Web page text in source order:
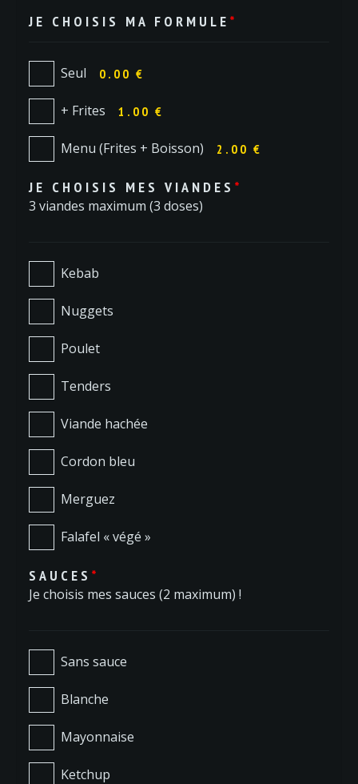
JE CHOISIS MA FORMULE *
Seul 0.00 €
+ Frites 1.00 €
Menu (Frites + Boisson) 2.00 €
JE CHOISIS MES VIANDES *
3 viandes maximum (3 doses)
Kebab
Nuggets
Poulet
Tenders
Viande hachée
Cordon bleu
Merguez
Falafel « végé »
SAUCES *
Je choisis mes sauces (2 maximum) !
Sans sauce
Blanche
Mayonnaise
Ketchup